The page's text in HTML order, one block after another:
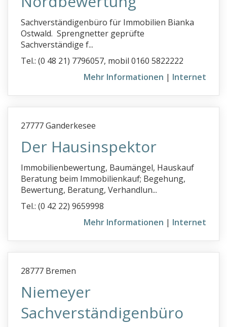
Sachverständigenbüro für Immobilien Bianka
Ostwald. Sprengnetter geprüfte
Sachverständige f...
Tel.: (0 48 21) 7796057, mobil 0160 5822222
Mehr Informationen | Internet
27777 Ganderkesee
Der Hausinspektor
Immobilienbewertung, Baumängel, Hauskauf
Beratung beim Immobilienkauf; Begehung,
Bewertung, Beratung, Verhandlun...
Tel.: (0 42 22) 9659998
Mehr Informationen | Internet
28777 Bremen
Niemeyer
Sachverständigenbüro